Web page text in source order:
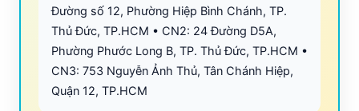
Đường số 12, Phường Hiệp Bình Chánh, TP.
Thủ Đức, TP.HCM • CN2: 24 Đường D5A,
Phường Phước Long B, TP. Thủ Đức, TP.HCM •
CN3: 753 Nguyễn Ảnh Thủ, Tân Chánh Hiệp,
Quận 12, TP.HCM